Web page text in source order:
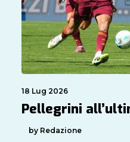
18 Lug 2026
Pellegrini
by Redazione